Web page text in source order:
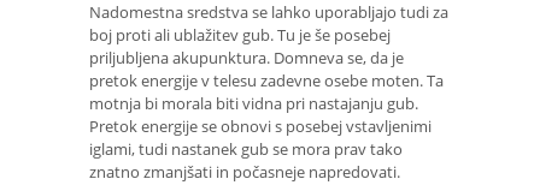
Nadomestna sredstva se lahko uporabljajo tudi za
boj proti ali ublažitev gub. Tu je še posebej
priljubljena akupunktura. Domneva se, da je
pretok energije v telesu zadevne osebe moten. Ta
motnja bi morala biti vidna pri nastajanju gub.
Pretok energije se obnovi s posebej vstavljenimi
iglami, tudi nastanek gub se mora prav tako
znatno zmanjšati in počasneje napredovati.